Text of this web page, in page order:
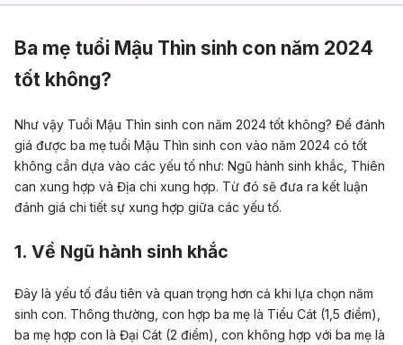
Ba mẹ tuổi Mậu Thìn sinh con năm 2024
tốt không?
Như vậy Tuổi Mậu Thìn sinh con năm 2024 tốt không? Để đánh
giá được ba mẹ tuổi Mậu Thìn sinh con vào năm 2024 có tốt
không cần dựa vào các yếu tố như: Ngũ hành sinh khắc, Thiên
can xung hợp và Địa chi xung hợp. Từ đó sẽ đưa ra kết luận
đánh giá chi tiết sự xung hợp giữa các yếu tố.
1. Về Ngũ hành sinh khắc
Đây là yếu tố đầu tiên và quan trọng hơn cả khi lựa chọn năm
sinh con. Thông thường, con hợp ba mẹ là Tiểu Cát (1,5 điểm),
ba mẹ hợp con là Đại Cát (2 điểm), con không hợp với ba mẹ là